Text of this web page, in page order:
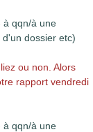
à qqn/à une
dossier etc)
ou non. Alors
rapport vendredi
à qqn/à une